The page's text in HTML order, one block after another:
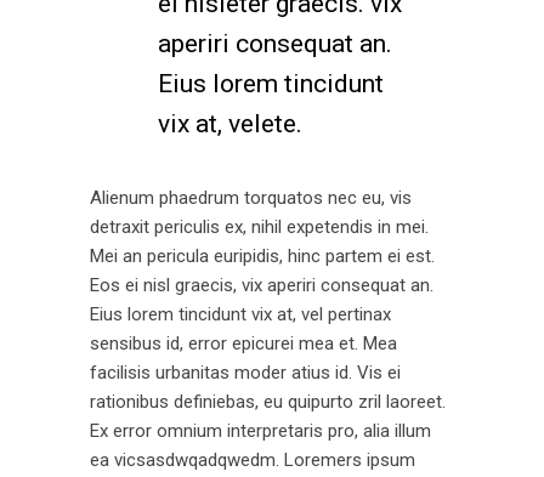
aperiri consequat an.
Eius lorem tincidunt
vix at, velete.
Alienum phaedrum torquatos nec eu, vis
detraxit periculis ex, nihil expetendis in mei.
Mei an pericula euripidis, hinc partem ei est.
Eos ei nisl graecis, vix aperiri consequat an.
Eius lorem tincidunt vix at, vel pertinax
sensibus id, error epicurei mea et. Mea
facilisis urbanitas moder atius id. Vis ei
rationibus definiebas, eu quipurto zril laoreet.
Ex error omnium interpretaris pro, alia illum
ea vicsasdwqadqwedm. Loremers ipsum